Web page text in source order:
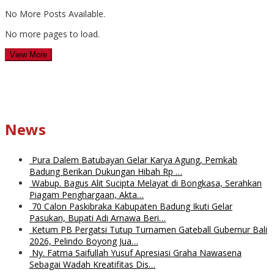
No More Posts Available.
No more pages to load.
View More
News
Pura Dalem Batubayan Gelar Karya Agung, Pemkab
Badung Berikan Dukungan Hibah Rp …
Wabup. Bagus Alit Sucipta Melayat di Bongkasa, Serahkan
Piagam Penghargaan, Akta…
70 Calon Paskibraka Kabupaten Badung Ikuti Gelar
Pasukan, Bupati Adi Arnawa Beri…
Ketum PB Pergatsi Tutup Turnamen Gateball Gubernur Bali
2026, Pelindo Boyong Jua…
Ny. Fatma Saifullah Yusuf Apresiasi Graha Nawasena
Sebagai Wadah Kreatifitas Dis…